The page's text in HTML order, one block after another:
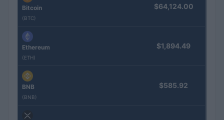
Bitcoin
(BTC)
$64,124.00
Ethereum
(ETH)
$1,894.49
BNB
(BNB)
$585.92